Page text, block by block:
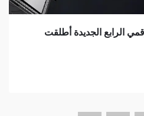
الرابع الجديدة أطلقت